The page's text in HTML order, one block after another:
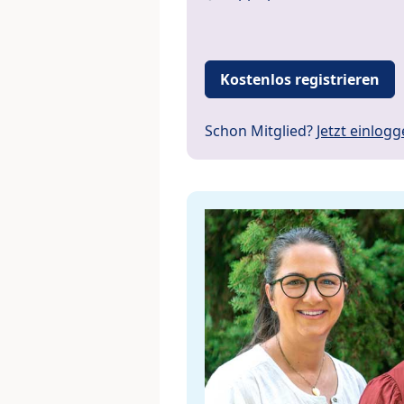
Kostenlos registrieren
Schon Mitglied? Jetzt